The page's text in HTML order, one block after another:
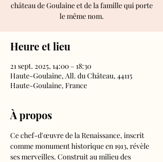
château de Goulaine et de la famille qui porte
le même nom.
Heure et lieu
21 sept. 2025, 14:00 – 18:30
Haute-Goulaine, All. du Château, 44115
Haute-Goulaine, France
À propos
Ce chef-d'œuvre de la Renaissance, inscrit
comme monument historique en 1913, révèle
ses merveilles. Construit au milieu des